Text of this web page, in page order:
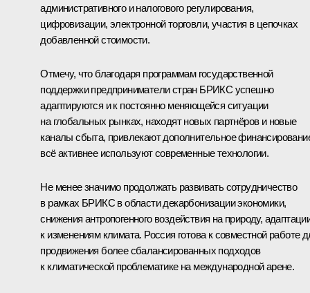
административного и налогового регулирования,
цифровизации, электронной торговли, участия в цепочках
добавленной стоимости.
Отмечу, что благодаря программам государственной
поддержки предприниматели стран БРИКС успешно
адаптируются и к постоянно меняющейся ситуации
на глобальных рынках, находят новых партнёров и новые
каналы сбыта, привлекают дополнительное
всё активнее используют современные технологии.
Не менее значимо продолжать развивать сотрудничество
в рамках БРИКС в области декарбонизации экономики,
снижения антропогенного воздействия на природу,
к изменениям климата. Россия готова к совместной работе
продвижения более сбалансированных подходов
к климатической проблематике на международной арене.